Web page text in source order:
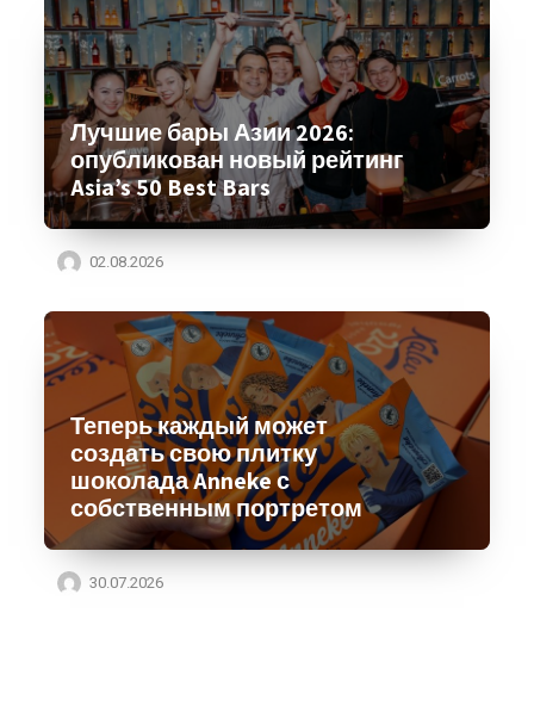
Лучшие бары Азии 2026:
опубликован новый рейтинг
Asia’s 50 Best Bars
02.08.2026
Теперь каждый может
создать свою плитку
шоколада Anneke с
собственным портретом
30.07.2026